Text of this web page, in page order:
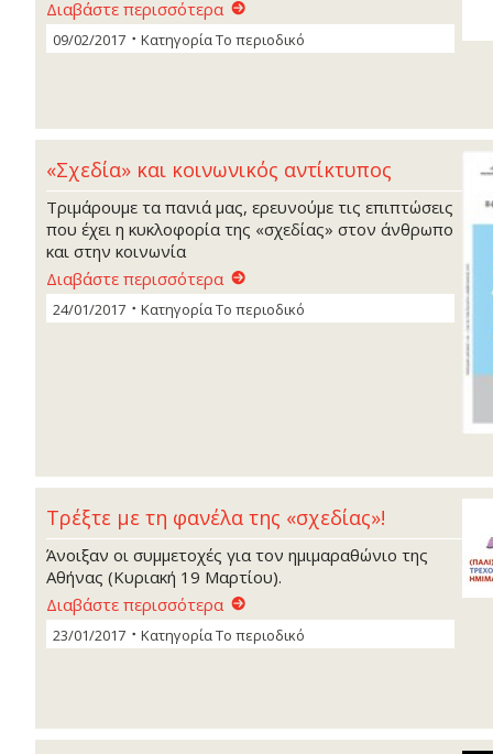
Διαβάστε περισσότερα
09/02/2017 ΚατηγορίαΤο περιοδικό
«Σχεδία» και κοινωνικός αντίκτυπος
Τριμάρουμε τα πανιά μας, ερευνούμε τις επιπτώσεις
που έχει η κυκλοφορία της «σχεδίας» στον άνθρωπο
και στην κοινωνία
Διαβάστε περισσότερα
24/01/2017 ΚατηγορίαΤο περιοδικό
Τρέξτε με τη φανέλα της «σχεδίας»!
Άνοιξαν οι συμμετοχές για τον ημιμαραθώνιο της
Αθήνας (Κυριακή 19 Μαρτίου).
Διαβάστε περισσότερα
23/01/2017 ΚατηγορίαΤο περιοδικό